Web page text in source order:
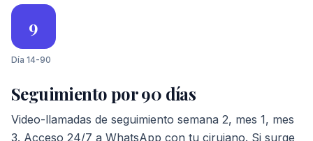
9
Día 14-90
Seguimiento por 90 días
Video-llamadas de seguimiento semana 2, mes 1, mes
3. Acceso 24/7 a WhatsApp con tu cirujano. Si surge